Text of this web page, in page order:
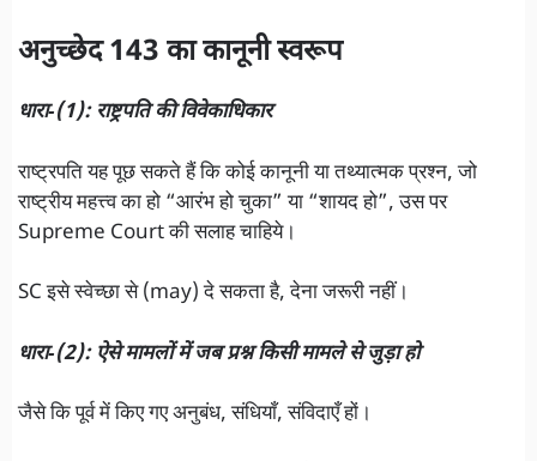
अनुच्छेद 143 का कानूनी स्वरूप
धारा‑(1): राष्ट्रपति की विवेकाधिकार
राष्ट्रपति यह पूछ सकते हैं कि कोई कानूनी या तथ्यात्मक प्रश्न, जो
राष्ट्रीय महत्त्व का हो “आरंभ हो चुका” या “शायद हो”, उस पर
Supreme Court की सलाह चाहिये।
SC इसे स्वेच्छा से (may) दे सकता है, देना जरूरी नहीं।
धारा‑(2): ऐसे मामलों में जब प्रश्न किसी मामले से जुड़ा हो
जैसे कि पूर्व में किए गए अनुबंध, संधियाँ, संविदाएँ हों।